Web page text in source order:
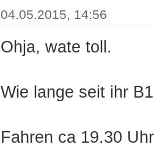
04.05.2015, 14:56
Ohja, wate toll.
Wie lange seit ihr
Fahren ca 19.30